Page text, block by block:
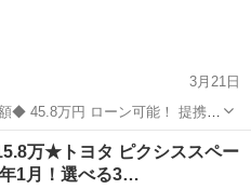
3月21日
携ロ
も可能です✨ 上記の金額
金額です！ ◆車両情報◆
の他 車両
万★トヨタ ピクシススペー
1月！選べる3…